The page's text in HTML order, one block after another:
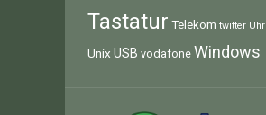
Tastatur Telekom twitter Uhr
Unix USB vodafone Windows